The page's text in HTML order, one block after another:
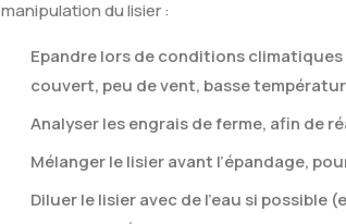
manipulation du lisier :
Epandre lors de conditions
couvert, peu de vent, basse
Analyser les engrais de ferme, afin de
Mélanger le lisier avant l’épandage,
Diluer le lisier avec de l’eau si possible